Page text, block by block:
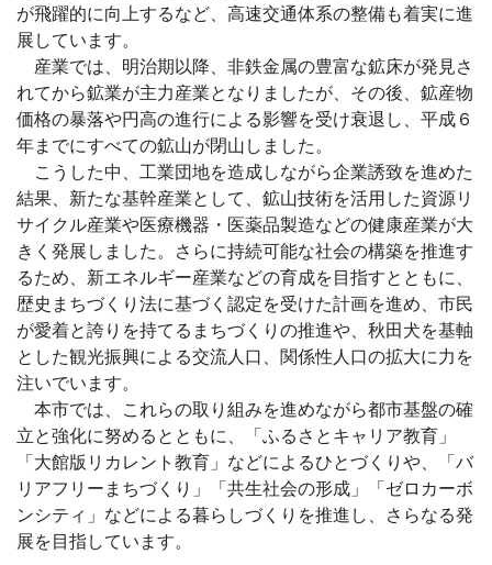
が飛躍的に向上するなど、高速交通体系の整備も着実に進
展しています。
産業では、明治期以降、非鉄金属の豊富な鉱床が発見さ
れてから鉱業が主力産業となりましたが、その後、鉱産物
価格の暴落や円高の進行による影響を受け衰退し、平成６
年までにすべての鉱山が閉山しました。
こうした中、工業団地を造成しながら企業誘致を進めた
結果、新たな基幹産業として、鉱山技術を活用した資源リ
サイクル産業や医療機器・医薬品製造などの健康産業が大
きく発展しました。さらに持続可能な社会の構築を推進す
るため、新エネルギー産業などの育成を目指すとともに、
歴史まちづくり法に基づく認定を受けた計画を進め、市民
が愛着と誇りを持てるまちづくりの推進や、秋田犬を基軸
とした観光振興による交流人口、関係性人口の拡大に力を
注いでいます。
本市では、これらの取り組みを進めながら都市基盤の確
立と強化に努めるとともに、「ふるさとキャリア教育」
「大館版リカレント教育」などによるひとづくりや、「バ
リアフリーまちづくり」「共生社会の形成」「ゼロカーボ
ンシティ」などによる暮らしづくりを推進し、さらなる発
展を目指しています。